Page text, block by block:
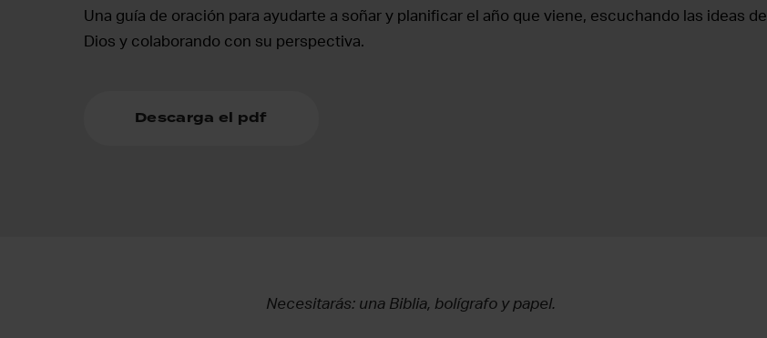
Una guía de oración para ayudarte a soñar y planificar el año que viene, escuchando las ideas de
Dios y colaborando con su perspectiva.
Descarga el pdf
Necesitarás: una Biblia, bolígrafo y papel.